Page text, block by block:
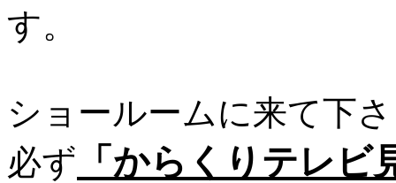
す。
ショールームに来て下
必ず 「からくりテレビ